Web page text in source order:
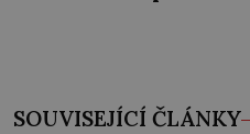
SOUVISEJÍCÍ ČLÁNKY